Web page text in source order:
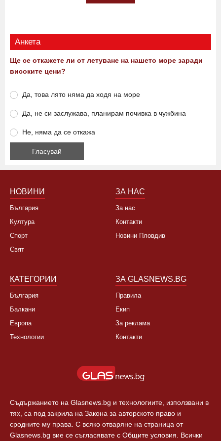
Анкета
Ще се откажете ли от летуване на нашето море заради
високите цени?
Да, това лято няма да ходя на море
Да, не си заслужава, планирам почивка в чужбина
Не, няма да се откажа
НОВИНИ
България
Култура
Спорт
Свят
ЗА НАС
За нас
Контакти
Новини Пловдив
КАТЕГОРИИ
България
Балкани
Европа
Технологии
ЗА GLASNEWS.BG
Правила
Екип
За реклама
Контакти
Съдържанието на Glasnews.bg и технологиите, използвани в
тях, са под закрила на Закона за авторското право и
сродните му права. С всяко отваряне на страница от
Glasnews.bg вие се съгласявате с Общите условия. Всички